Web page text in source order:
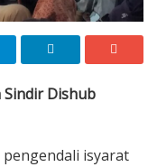
Sindir Dishub
pengendali isyarat